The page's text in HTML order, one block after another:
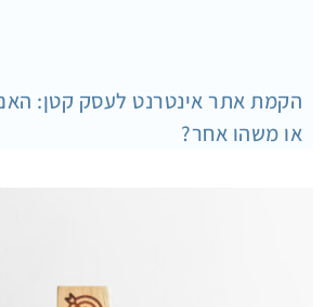
הקמת אתר אינטרנט לעסק קטן: האם
או משהו אחר?